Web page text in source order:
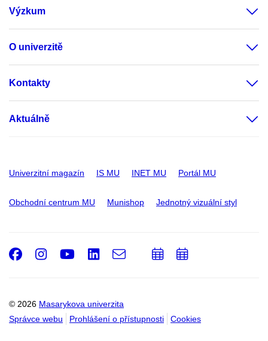
Výzkum
O univerzitě
Kontakty
Aktuálně
Univerzitní magazín IS MU INET MU Portál MU
Obchodní centrum MU Munishop Jednotný vizuální styl
© 2026 Masarykova univerzita
Správce webu
Prohlášení o přístupnosti Cookies
Facebook
Instagram
Youtube
LinkedIn
e-
Email
PřidatPřidat